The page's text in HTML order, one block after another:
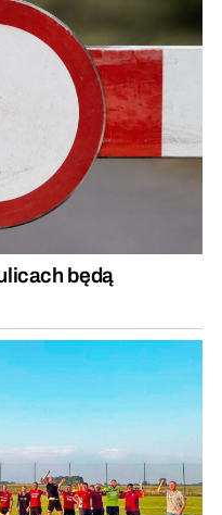
będą